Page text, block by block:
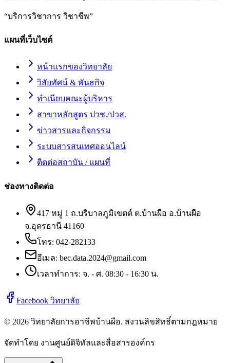
“บริการวิชาการ วิชาชีพ”
แผนที่เว็บไซต์
หน้าแรกของวิทยาลัย
วิสัยทัศน์ & พันธกิจ
ทำเนียบคณะผู้บริหาร
สาขาหลักสูตร ปวช./ปวส.
ข่าวสารและกิจกรรม
ระบบสารสนเทศออนไลน์
ติดต่อสถาบัน / แผนที่
ช่องทางติดต่อ
417 หมู่ 1 ถ.บริบาลภูมิเขตต์ ต.บ้านผือ อ.บ้านผือ
จ.อุดรธานี 41160
โทร: 042-282133
อีเมล: bec.data.2024@gmail.com
เวลาทำการ: จ. - ศ. 08:30 - 16:30 น.
Facebook วิทยาลัย
© 2026 วิทยาลัยการอาชีพบ้านผือ. สงวนลิขสิทธิ์ตามกฎหมาย
จัดทำโดย งานศูนย์ดิจิทัลและสื่อสารองค์กร